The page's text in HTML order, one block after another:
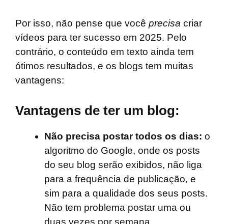
Por isso, não pense que você precisa criar
vídeos para ter sucesso em 2025. Pelo
contrário, o conteúdo em texto ainda tem
ótimos resultados, e os blogs tem muitas
vantagens:
Vantagens de ter um blog:
Não precisa postar todos os dias: o
algoritmo do Google, onde os posts
do seu blog serão exibidos, não liga
para a frequência de publicação, e
sim para a qualidade dos seus posts.
Não tem problema postar uma ou
duas vezes por semana.